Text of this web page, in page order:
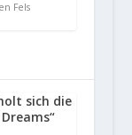
Fels
sich die